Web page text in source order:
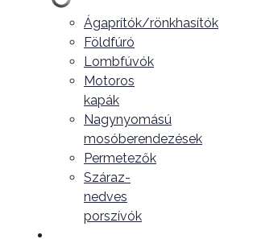
Ágaprítók/rönkhasítók
Földfúró
Lombfúvók
Motoros
kapák
Nagynyomású
mosóberendezések
Permetezők
Száraz-
nedves
porszívók